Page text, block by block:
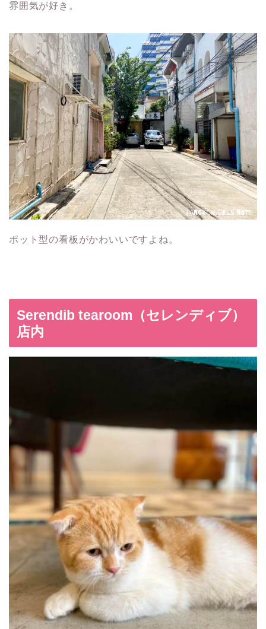
雰囲気が好き。
ポット型の看板がかわいいですよね。
Serendib tearoom（セレンディブ）
店内